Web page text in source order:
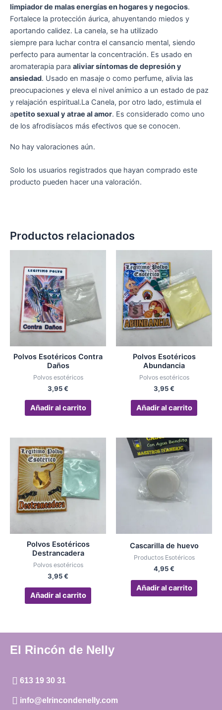
limpiador de malas energías en hogares y negocios.
Fortalece la protección áurica, ahuyentando miedos y
aportando calidez. La canela, se ha utilizado
siempre para luchar contra el cansancio mental, siendo
perfecto para aumentar la concentración. Es usado en
aromaterapia para aliviar síntomas de depresión y
ansiedad. Usado en masaje o como perfume, alivia las
preocupaciones y eleva el nivel anímico a un estado de paz
y relajación espiritual.La Canela, por otro lado, estimula el
apetito sexual y atrae al amor. Es considerado como uno
de los afrodisíacos más efectivos que se conocen.
No hay valoraciones aún.
Solo los usuarios registrados que hayan comprado este
producto pueden hacer una valoración.
Productos relacionados
Polvos Esotéricos Contra
Daños
Polvos esotéricos
3,95€
Añadir al carrito
Polvos Esotéricos
Abundancia
Polvos esotéricos
3,95€
Añadir al carrito
Polvos Esotéricos
Destrancadera
Polvos esotéricos
3,95€
Añadir al carrito
Cascarilla de huevo
Productos Esotéricos
4,95€
Añadir al carrito
El Rincón de Nelly
613 19 30 31
info@elrincondenelly.com